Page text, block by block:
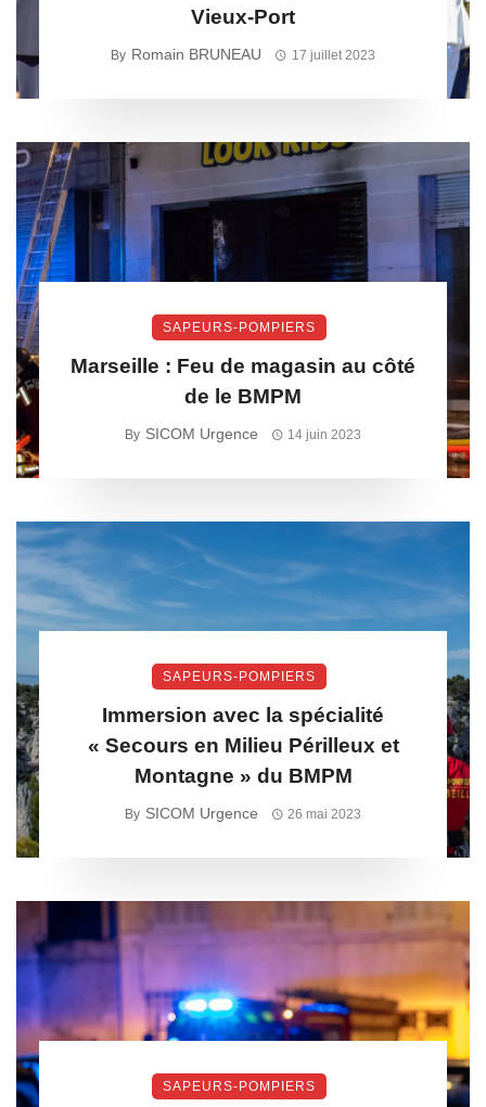
Vieux-Port
By Romain BRUNEAU 17 juillet 2023
SAPEURS-POMPIERS
Marseille : Feu de magasin au côté
de le BMPM
By SICOM Urgence 14 juin 2023
SAPEURS-POMPIERS
Immersion avec la spécialité
« Secours en Milieu Périlleux et
Montagne » du BMPM
By SICOM Urgence 26 mai 2023
SAPEURS-POMPIERS